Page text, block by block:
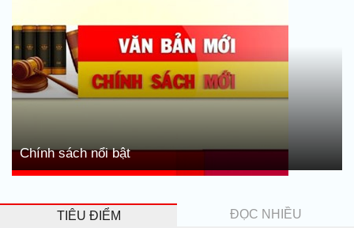
Chính sách nổi bật
TIÊU ĐIỂM ĐỌC NHIỀU